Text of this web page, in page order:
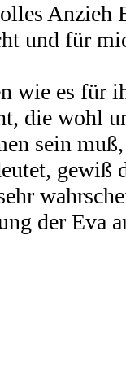
und für
wie es für
die wohl
sein
gewiß
der Eva